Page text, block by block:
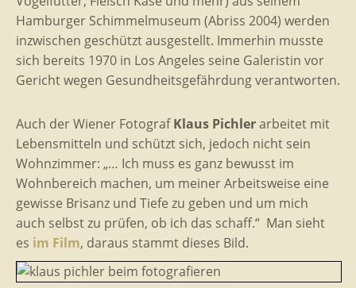
Hamburger Schimmelmuseum (Abriss 2004) werden
inzwischen geschützt ausgestellt. Immerhin musste
sich bereits 1970 in Los Angeles seine Galeristin vor
Gericht wegen Gesundheitsgefährdung verantworten.
Auch der Wiener FotografKlaus Pichlerarbeitet mit
Lebensmitteln und schützt sich, jedoch nicht sein
Wohnzimmer: „… Ich muss es ganz bewusst im
Wohnbereich machen, um meiner Arbeitsweise eine
gewisse Brisanz und Tiefe zu geben und um mich
auch selbst zu prüfen, ob ich das schaff.“ Man sieht
es im Film, daraus stammt dieses Bild.